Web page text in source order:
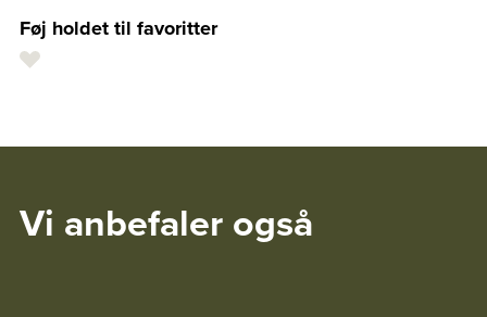
Føj holdet til favoritter
Vi anbefaler også